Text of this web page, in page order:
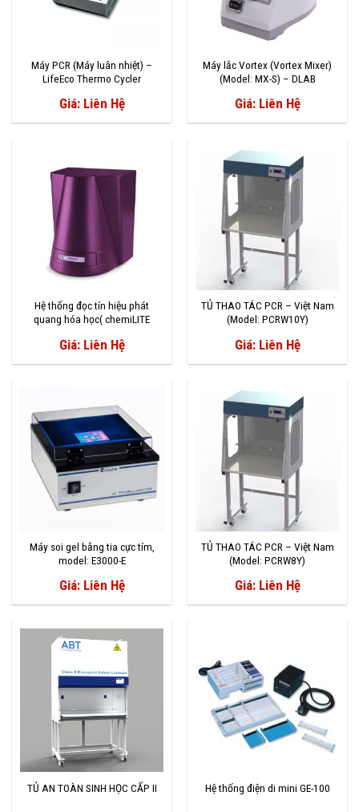
Máy PCR (Máy luân nhiệt) –
LifeEco Thermo Cycler
Giá: Liên Hệ
Máy lắc Vortex (Vortex Mixer)
(Model: MX-S) – DLAB
Giá: Liên Hệ
Hệ thống đọc tín hiệu phát
quang hóa học( chemiLITE
System)
Giá: Liên Hệ
TỦ THAO TÁC PCR – Việt Nam
(Model: PCRW10Y)
Giá: Liên Hệ
Máy soi gel bằng tia cực tím,
model: E3000-E
Giá: Liên Hệ
TỦ THAO TÁC PCR – Việt Nam
(Model: PCRW8Y)
Giá: Liên Hệ
TỦ AN TOÀN SINH HỌC CẤP II Hệ thống điện di mini GE-100